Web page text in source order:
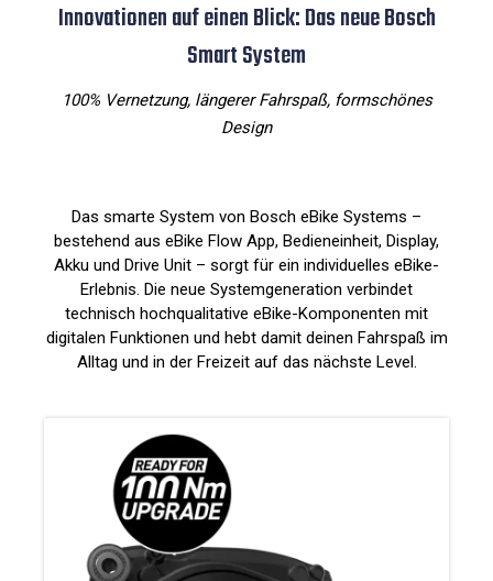
Innovationen auf einen Blick: Das neue Bosch
Smart System
100% Vernetzung, längerer Fahrspaß, formschönes
Design
Das smarte System von Bosch eBike Systems –
bestehend aus eBike Flow App, Bedieneinheit, Display,
Akku und Drive Unit – sorgt für ein individuelles eBike-
Erlebnis. Die neue Systemgeneration verbindet
technisch hochqualitative eBike-Komponenten mit
digitalen Funktionen und hebt damit deinen Fahrspaß im
Alltag und in der Freizeit auf das nächste Level.